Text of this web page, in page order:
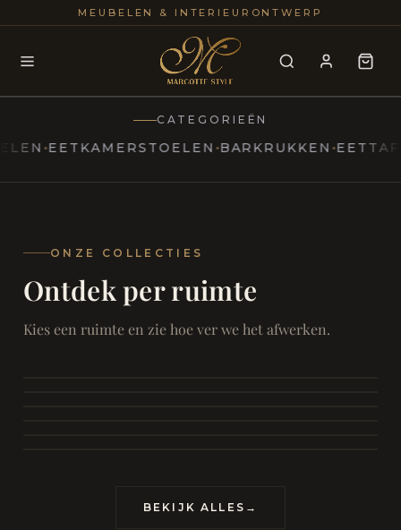
MEUBELEN & INTERIEURONTWERP
Modern
Marcottestyle Living
25+
CATEGORIEËN
EETKAMERSTOELEN BARKRUKKEN EETTAFELS
ONZE COLLECTIES
Ontdek per ruimte
Kies een ruimte en zie hoe ver we het afwerken.
SAMEN ONTSPANNEN
Woonkamer
Eetkamer
RUST EN RETRAITE
BEKIJK ALLES →